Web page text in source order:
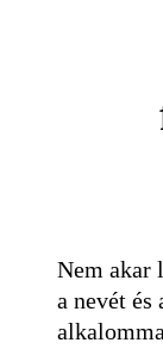
Nem akar
a nevét és